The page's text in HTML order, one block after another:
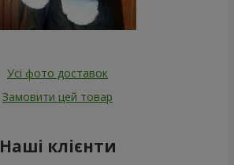
Усі фото доставок
Замовити цей товар
Наші клієнти